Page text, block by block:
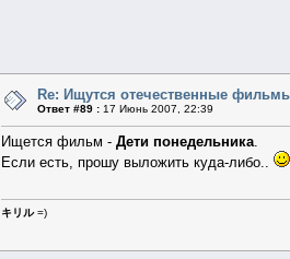
Re: Ищутся отечественные
Ответ #89 : 17 Июнь 2007, 22:39
Ищется фильм - Дети понедельника.
Если есть, прошу выложить куда-либо..
キリル=)